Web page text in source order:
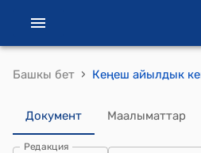
Башкы бет ›
Документ Маалыматтар
Редакция